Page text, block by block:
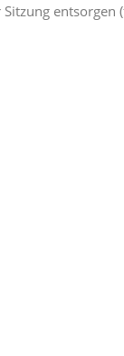
entsorgen